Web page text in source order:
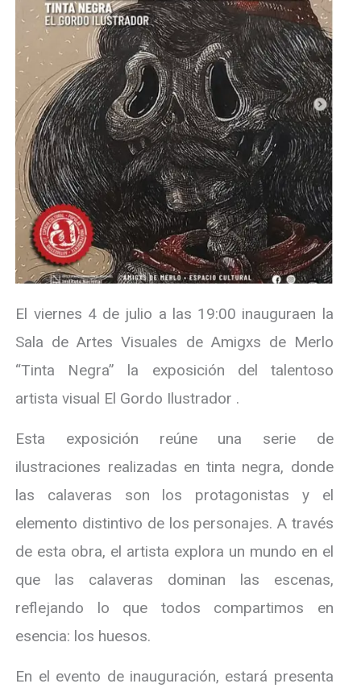
El viernes 4 de julio a las 19:00 inauguraen la
Sala de Artes Visuales de Amigxs de Merlo
“Tinta Negra” la exposición del talentoso
artista visual El Gordo Ilustrador .
Esta exposición reúne una serie de
ilustraciones realizadas en tinta negra, donde
las calaveras son los protagonistas y el
elemento distintivo de los personajes. A través
de esta obra, el artista explora un mundo en el
que las calaveras dominan las escenas,
reflejando lo que todos compartimos en
esencia: los huesos.
En el evento de inauguración, estará presenta